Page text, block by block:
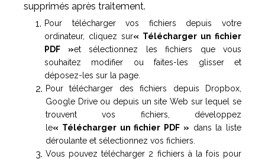
supprimés après traitement.
Pour télécharger vos fichiers depuis votre
ordinateur, cliquez sur« Télécharger un fichier
PDF »et sélectionnez les fichiers que vous
souhaitez modifier ou faites-les glisser et
déposez-les sur la page.
Pour télécharger des fichiers depuis Dropbox,
Google Drive ou depuis un site Web sur lequel se
trouvent vos fichiers, développez
le« Télécharger un fichier PDF » dans la liste
déroulante et sélectionnez vos fichiers.
Vous pouvez télécharger 2 fichiers à la fois pour